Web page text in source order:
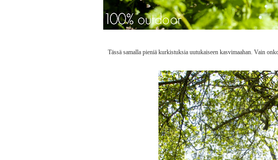
Tässä samalla pieniä kurkistuksia uutukaiseen kasvimaahan. Vain